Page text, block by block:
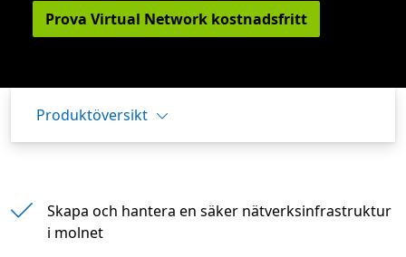
Prova Virtual Network kostnadsfritt
Produktöversikt
Skapa och hantera en säker nätverksinfrastruktur
i molnet